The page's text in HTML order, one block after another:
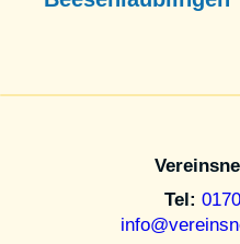
Tel: